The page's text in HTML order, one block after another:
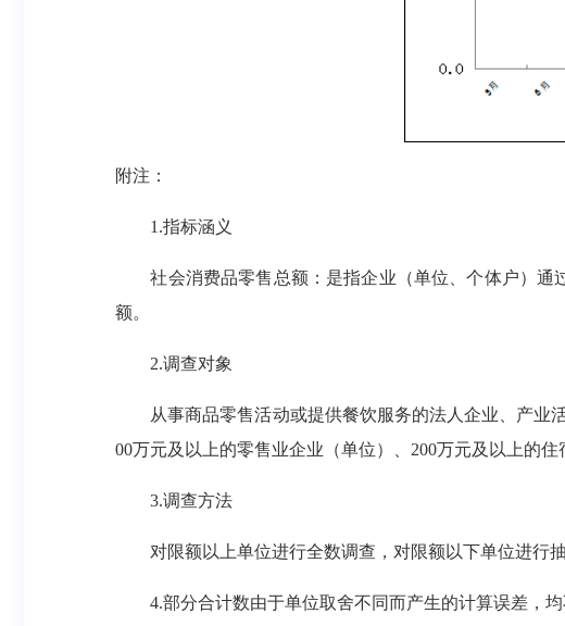
附注：
1.指标涵义
社会消费品零售总额：是指企业（单位、个体户）通
额。
2.调查对象
从事商品零售活动或提供餐饮服务的法人企业、产业
00万元及以上的零售业企业（单位）、200万元及以上的住
3.调查方法
对限额以上单位进行全数调查，对限额以下单位进行抽
4.部分合计数由于单位取舍不同而产生的计算误差，均